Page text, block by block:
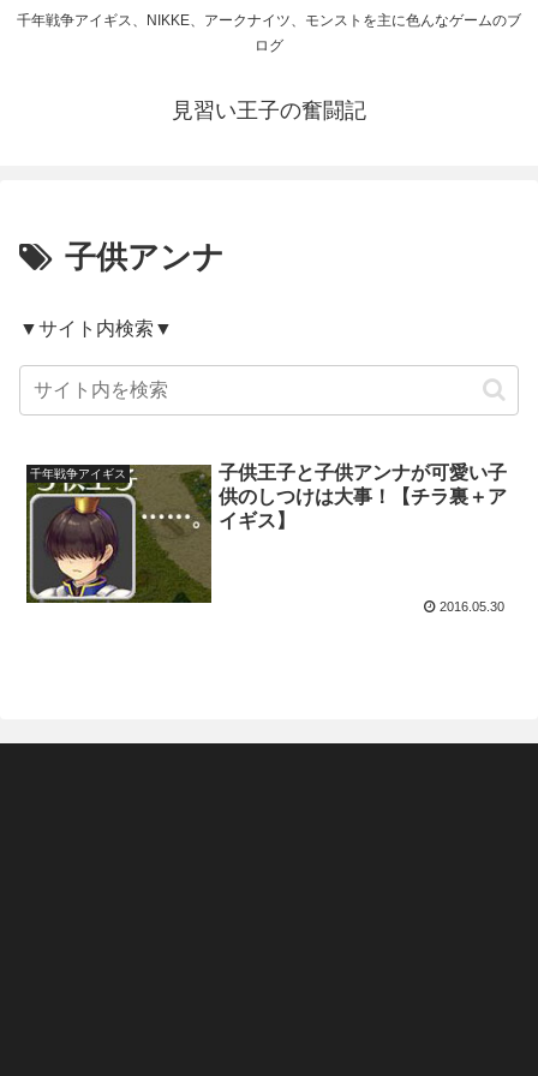
千年戦争アイギス、NIKKE、アークナイツ、モンストを主に色んなゲームのブ
ログ
見習い王子の奮闘記
子供アンナ
▼サイト内検索▼
千年戦争アイギス
子供王子と子供アンナが可愛い子
供のしつけは大事！【チラ裏＋ア
イギス】
2016.05.30